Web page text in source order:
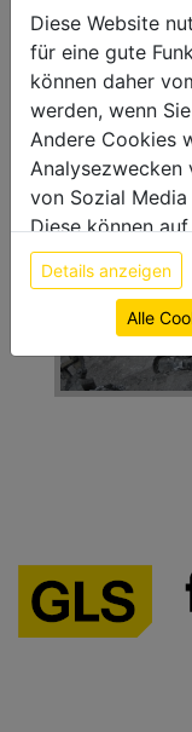
Kompetenzfeld:
Amt der
Bleiberger
Diese Website
für eine gute
können daher
werden, wenn
Andere Cookies
Analysezwecken
von Sozial
Diese können
sie unsere
Einwilligung zu
Weitere
Details anzeigen
Alle